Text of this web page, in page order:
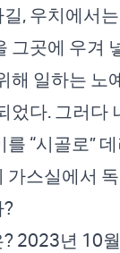
, 우치에서
그곳에 우겨
해 일하는 노
었다. 그러다
를 “시골로”
가스실에서
2023년 10